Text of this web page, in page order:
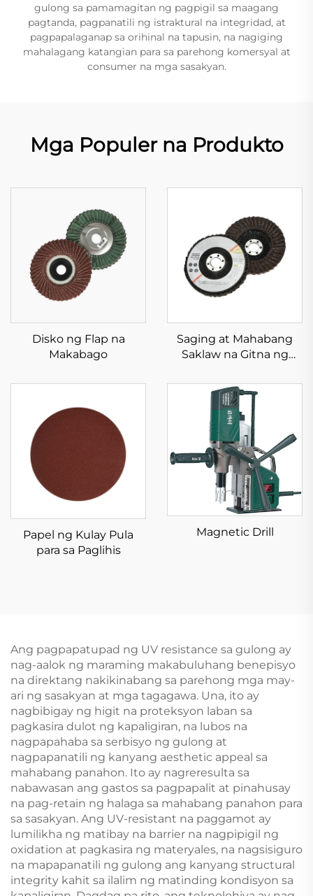
gulong sa pamamagitan ng pagpigil sa maagang
pagtanda, pagpanatili ng istraktural na integridad, at
pagpapalaganap sa orihinal na tapusin, na nagiging
mahalagang katangian para sa parehong komersyal at
consumer na mga sasakyan.
Mga Populer na Produkto
Disko ng Flap na
Makabago
Saging at Mahabang
Saklaw na Gitna ng
Papel ng Kulay Pula
para sa Paglihis
Magnetic Drill
Ang pagpapatupad ng UV resistance sa gulong ay
nag-aalok ng maraming makabuluhang benepisyo
na direktang nakikinabang sa parehong mga may-
ari ng sasakyan at mga tagagawa. Una, ito ay
nagbibigay ng higit na proteksyon laban sa
pagkasira dulot ng kapaligiran, na lubos na
nagpapahaba sa serbisyo ng gulong at
nagpapanatili ng kanyang aesthetic appeal sa
mahabang panahon. Ito ay nagreresulta sa
nabawasan ang gastos sa pagpapalit at pinahusay
na pag-retain ng halaga sa mahabang panahon para
sa sasakyan. Ang UV-resistant na paggamot ay
lumilikha ng matibay na barrier na nagpipigil ng
oxidation at pagkasira ng materyales, na nagsisiguro
na mapapanatili ng gulong ang kanyang structural
integrity kahit sa ilalim ng matinding kondisyon sa